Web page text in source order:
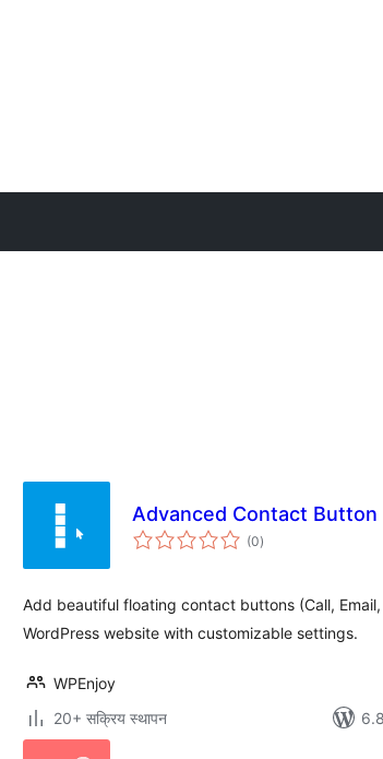
Advanced Contact Button
(0कुल
दर)
Add beautiful floating contact buttons (Call,
WordPress website with customizable settings.
WPEnjoy
20+ सक्रिय स्थापन